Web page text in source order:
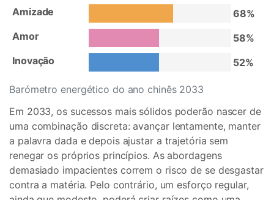
Barómetro energético do ano chinês 2033
Amizade
68%
Amor
58%
Inovação
52%
Em 2033, os sucessos mais sólidos poderão nascer de
uma combinação discreta: avançar lentamente, manter
a palavra dada e depois ajustar a trajetória sem
renegar os próprios princípios. As abordagens
demasiado impacientes correm o risco de se desgastar
contra a matéria. Pelo contrário, um esforço regular,